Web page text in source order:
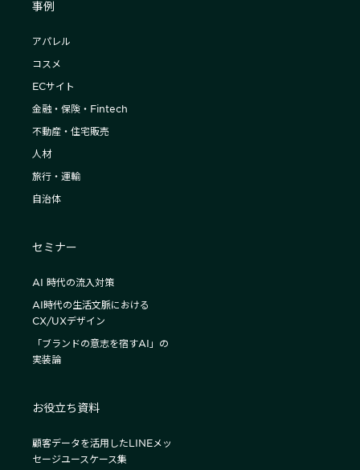
事例
アパレル
コスメ
ECサイト
金融・保険・Fintech
不動産・住宅販売
人材
旅行・運輸
自治体
セミナー
AI 時代の流入対策
AI時代の生活文脈における
CX/UXデザイン
「ブランドの意志を宿すAI」の
実装論
お役立ち資料
顧客データを活用したLINEメッ
セージユースケース集